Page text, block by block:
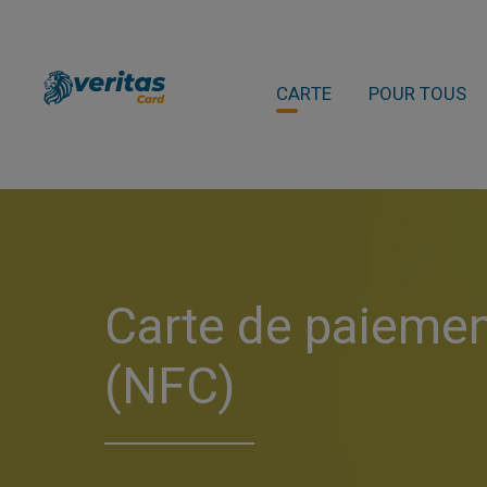
CARTE POUR TOUS
Carte de
(NFC)